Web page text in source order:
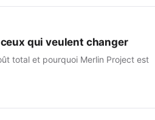
qui veulent changer
total et pourquoi Merlin Project est